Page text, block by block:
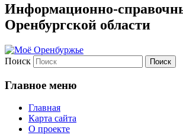
Информационно-
Оренбургской области
Поиск
Главное меню
Главная
Карта сайта
О проекте